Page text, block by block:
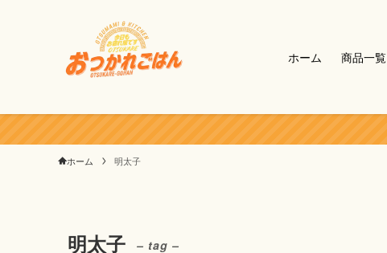
ホーム 商品一覧
ホーム 明太子
明太子 – tag –